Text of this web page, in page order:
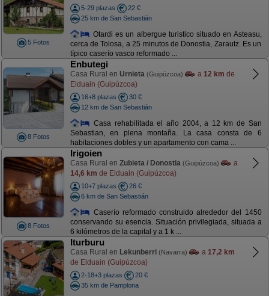
5 Fotos
5-29 plazas
22 €
25 km de San Sebastián
Otardi es un albergue turistico situado en Asteasu,
cerca de Tolosa, a 25 minutos de Donostia, Zarautz. Es un
típico caserío vasco reformado ...
8 Fotos
Enbutegi
Casa Rural en Urnieta (Guipúzcoa) a 12 km de
Elduain (Guipúzcoa)
16+8 plazas
30 €
12 km de San Sebastián
Casa rehabilitada el año 2004, a 12 km de San
Sebastian, en plena montaña. La casa consta de 6
habitaciones dobles y un apartamento con cama ...
8 Fotos
Irigoien
Casa Rural en Zubieta / Donostia (Guipúzcoa)
a
14,6 km de Elduain (Guipúzcoa)
10+7 plazas
26 €
6 km de San Sebastián
Caserío reformado construido alrededor del 1450
conservando su esencia. Situación privilegiada, situada a
6 kilómetros de la capital y a 1 k ...
Iturburu
Casa Rural en Lekunberri (Navarra) a 17,2 km
de Elduain (Guipúzcoa)
2-18+3 plazas
20 €
35 km de Pamplona